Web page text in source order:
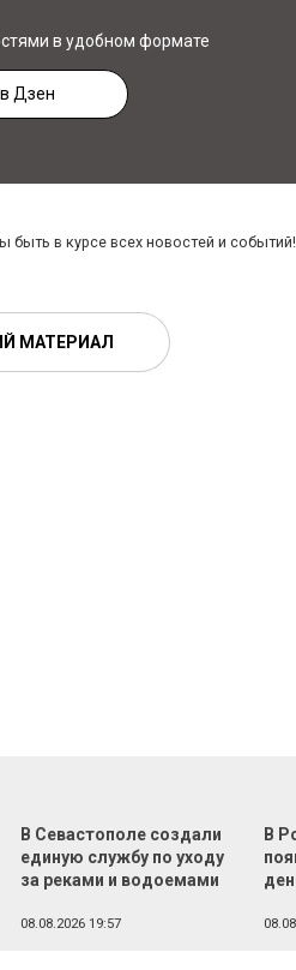
в удобном формате
Дзен
быть в курсе всех новостей и событий!
МАТЕРИАЛ
В Севастополе создали
единую службу по уходу
за реками и водоемами
08.08.2026 19:57
В